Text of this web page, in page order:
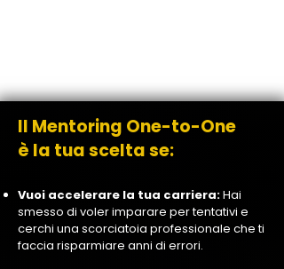
Il Mentoring One-to-One
è la tua scelta se:
Vuoi accelerare la tua carriera:Hai
smesso di voler imparare per tentativi e
cerchi una scorciatoia professionale che ti
faccia risparmiare anni di errori.